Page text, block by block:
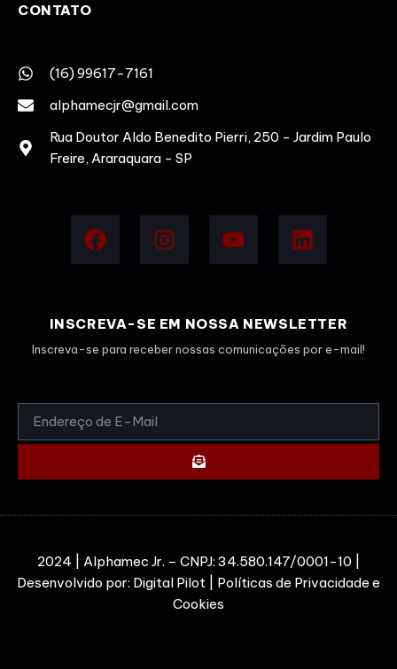
CONTATO
(16) 99617-7161
alphamecjr@gmail.com
Rua Doutor Aldo Benedito Pierri, 250 - Jardim Paulo
Freire, Araraquara - SP
INSCREVA-SE EM NOSSA NEWSLETTER
Inscreva-se para receber nossas comunicações por e-mail!
2024 | Alphamec Jr. – CNPJ: 34.580.147/0001-10 |
Desenvolvido por: Digital Pilot
Políticas de Privacidade e
Cookies